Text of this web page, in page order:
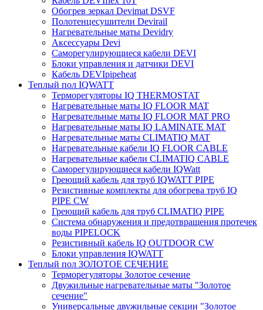
Обогрев зеркал Devimat DSVF
Полотенцесушители Devirail
Нагревательные маты Devidry
Аксессуары Devi
Саморегулирующиеся кабели DEVI
Блоки управления и датчики DEVI
Кабель DEVIpipeheat
Теплый пол IQWATT
Терморегуляторы IQ THERMOSTAT
Нагревательные маты IQ FLOOR MAT
Нагревательные маты IQ FLOOR MAT PRO
Нагревательные маты IQ LAMINATE MAT
Нагревательные маты CLIMATIQ MAT
Нагревательные кабели IQ FLOOR CABLE
Нагревательные кабели CLIMATIQ CABLE
Саморегулирующиеся кабели IQWatt
Греющий кабель для труб IQWATT PIPE
Резистивные комплекты для обогрева труб IQ
PIPE CW
Греющий кабель для труб CLIMATIQ PIPE
Система обнаружения и предотвращения протечек
воды PIPELOCK
Резистивный кабель IQ OUTDOOR CW
Блоки управления IQWATT
Теплый пол ЗОЛОТОЕ СЕЧЕНИЕ
Терморегуляторы Золотое сечение
Двужильные нагревательные маты "Золотое
сечение"
Универсальные двужильные секции "Золотое